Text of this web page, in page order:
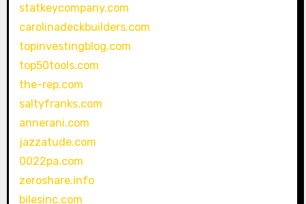
statkeycompany.com
carolinadeckbuilders.com
topinvestingblog.com
top50tools.com
the-rep.com
saltyfranks.com
annerani.com
jazzatude.com
0022pa.com
zeroshare.info
bilesinc.com